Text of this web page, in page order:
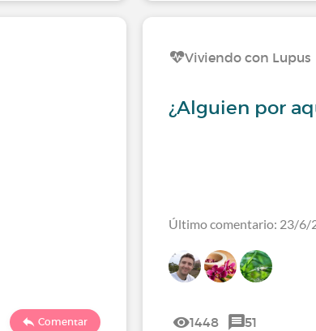
Comentar
Viviendo con Lupus
¿Alguien por
Último comentario: 23/6/
1448 51